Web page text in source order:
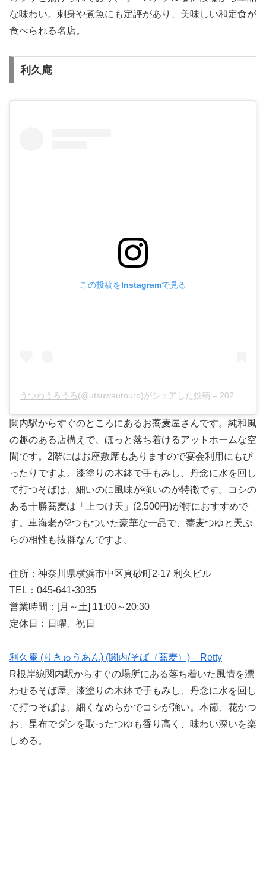
な味わい。刺身や煮魚にも定評があり、美味しい和定食が
食べられる名店。
利久庵
この投稿をInstagramで見る
うつわうろうろ(@utsuwaurouro)がシェアした投稿 – 2020年 2月月26日午後10時03分PST
関内駅からすぐのところにあるお蕎麦屋さんです。純和風
の趣のある店構えで、ほっと落ち着けるアットホームな空
間です。2階にはお座敷席もありますので宴会利用にもぴ
ったりですよ。漆塗りの木鉢で手もみし、丹念に水を回し
て打つそばは、細いのに風味が強いのが特徴です。コシの
ある十勝蕎麦は「上つけ天」(2,500円)が特におすすめで
す。車海老が2つもついた豪華な一品で、蕎麦つゆと天ぷ
らの相性も抜群なんですよ。
住所：神奈川県横浜市中区真砂町2-17 利久ビル
TEL：045-641-3035
営業時間：[月～土] 11:00～20:30
定休日：日曜、祝日
利久庵 (りきゅうあん) (関内/そば（蕎麦）) – Retty
R根岸線関内駅からすぐの場所にある落ち着いた風情を漂
わせるそば屋。漆塗りの木鉢で手もみし、丹念に水を回し
て打つそばは、細くなめらかでコシが強い。本節、花かつ
お、昆布でダシを取ったつゆも香り高く、味わい深いを楽
しめる。